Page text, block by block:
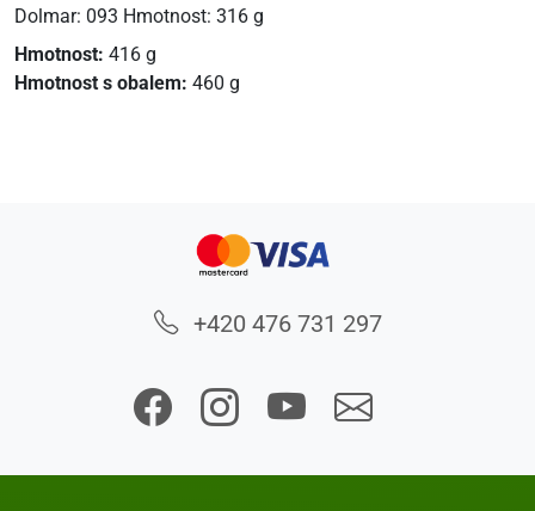
Dolmar: 093 Hmotnost: 316 g
Hmotnost: 416 g
Hmotnost s obalem: 460 g
+420 476 731 297